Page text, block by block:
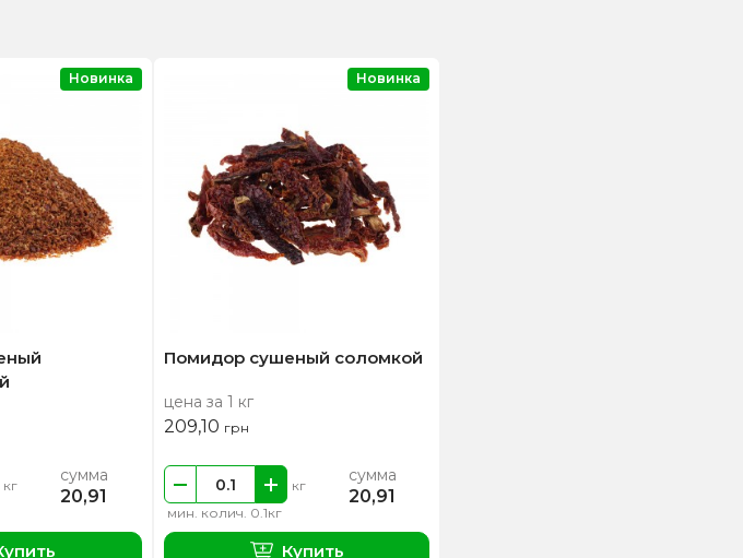
кг сумма
20,91
Новинка
Помидор сушеный соломкой
цена за 1 кг
209,10 грн
мин. колич. 0.1кг
кг сумма
20,91
Купить
Новинка